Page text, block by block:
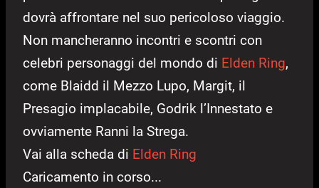
dovrà affrontare nel suo pericoloso viaggio.
Non mancheranno incontri e scontri con
celebri personaggi del mondo di Elden Ring,
come Blaidd il Mezzo Lupo, Margit, il
Presagio implacabile, Godrik l’Innestato e
ovviamente Ranni la Strega.
Vai alla scheda di Elden Ring
Caricamento in corso...